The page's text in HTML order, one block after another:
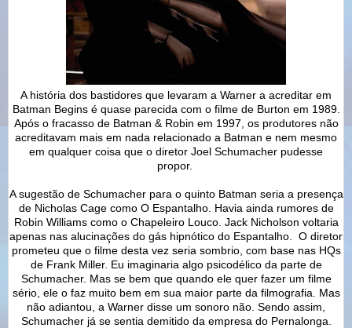
A história dos bastidores que levaram a Warner a acreditar em
Batman Begins é quase parecida com o filme de Burton em 1989.
Após o fracasso de Batman & Robin em 1997, os produtores não
acreditavam mais em nada relacionado a Batman e nem mesmo
em qualquer coisa que o diretor Joel Schumacher pudesse
propor.
A sugestão de Schumacher para o quinto Batman seria a presença
de Nicholas Cage como O Espantalho. Havia ainda rumores de
Robin Williams como o Chapeleiro Louco. Jack Nicholson voltaria
apenas nas alucinações do gás hipnótico do Espantalho. O diretor
prometeu que o filme desta vez seria sombrio, com base nas HQs
de Frank Miller. Eu imaginaria algo psicodélico da parte de
Schumacher. Mas se bem que quando ele quer fazer um filme
sério, ele o faz muito bem em sua maior parte da filmografia. Mas
não adiantou, a Warner disse um sonoro não. Sendo assim,
Schumacher já se sentia demitido da empresa do Pernalonga.